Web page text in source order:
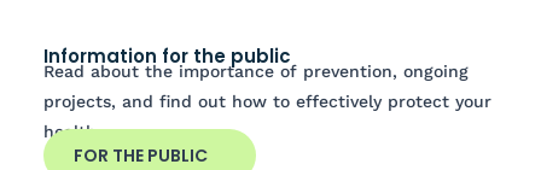
Information for the public
Read about the importance of prevention, ongoing
projects, and find out how to effectively protect your
health.
FOR THE PUBLIC